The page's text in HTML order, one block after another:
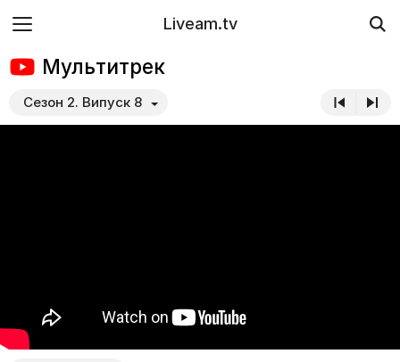
Liveam.tv
Мультитрек
Сезон 2. Випуск 8